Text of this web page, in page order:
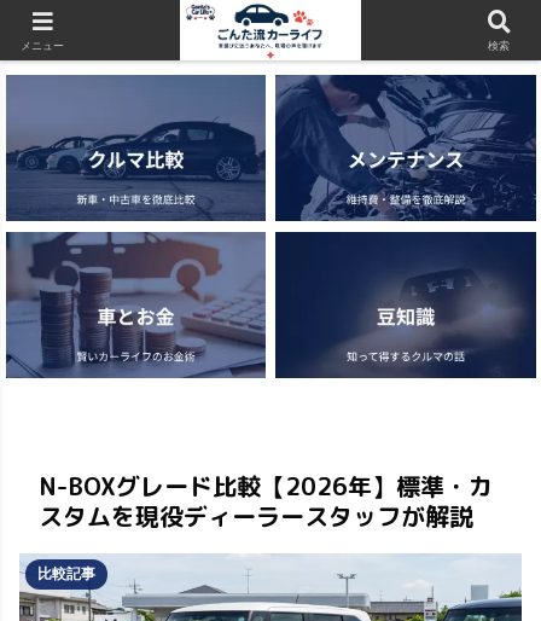
当サイトはアフィリエイト広告（PR）を含みます
N-BOXグレード比較【2026年】標準・カ
スタムを現役ディーラースタッフが解説
比較記事
メニュー 検索